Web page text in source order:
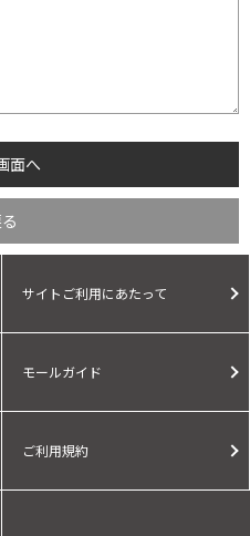
サイトご利用にあたって
モールガイド
ご利用規約